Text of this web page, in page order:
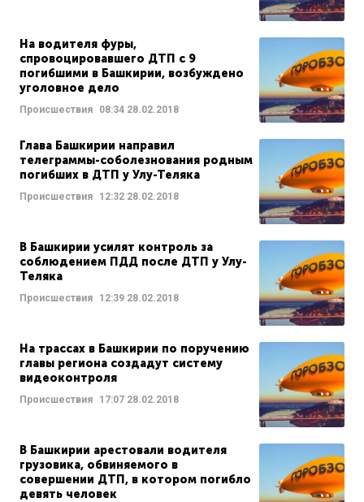
На водителя фуры,
спровоцировавшего ДТП с 9
погибшими в Башкирии, возбуждено
уголовное дело
Происшествия 08:34 28.02.2018
Глава Башкирии направил
телеграммы-соболезнования родным
погибших в ДТП у Улу-Теляка
Происшествия 12:32 28.02.2018
В Башкирии усилят контроль за
соблюдением ПДД после ДТП у Улу-
Теляка
Происшествия 12:39 28.02.2018
На трассах в Башкирии по поручению
главы региона создадут систему
видеоконтроля
Происшествия 17:07 28.02.2018
В Башкирии арестовали водителя
грузовика, обвиняемого в
совершении ДТП, в котором погибло
девять человек